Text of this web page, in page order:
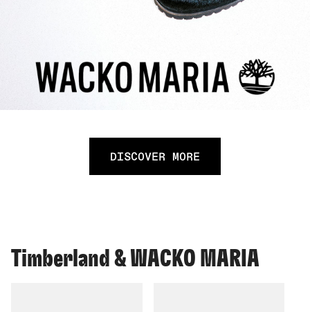
DISCOVER MORE
Timberland & WACKO MARIA